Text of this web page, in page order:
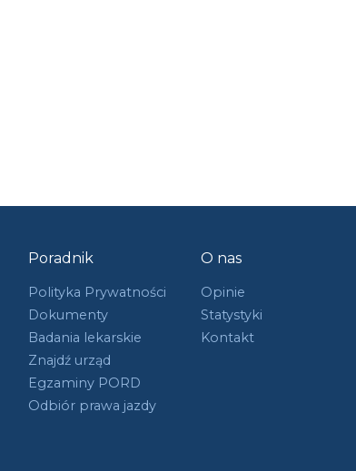
Poradnik
Polityka Prywatności
Dokumenty
Badania lekarskie
Znajdź urząd
Egzaminy PORD
Odbiór prawa jazdy
O nas
Opinie
Statystyki
Kontakt